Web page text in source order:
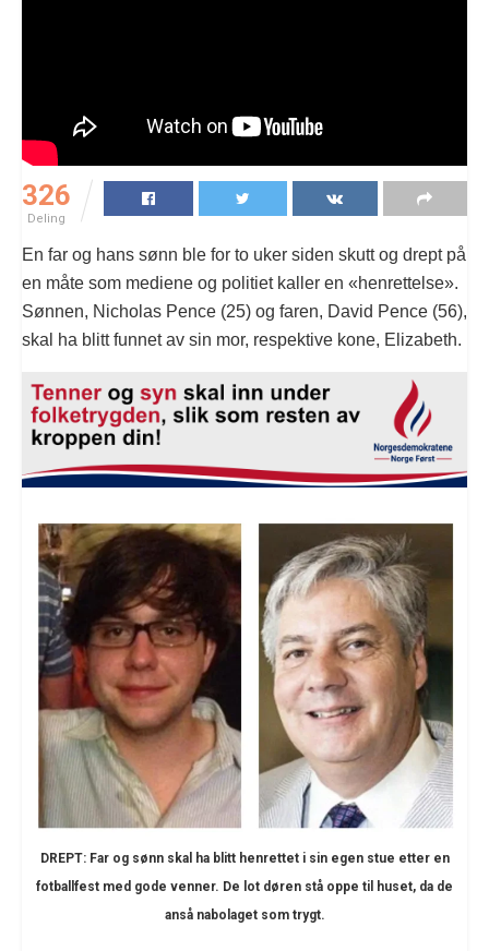
326
Deling
En far og hans sønn ble for to uker siden skutt og drept på
en måte som mediene og politiet kaller en «henrettelse».
Sønnen, Nicholas Pence (25) og faren, David Pence (56),
skal ha blitt funnet av sin mor, respektive kone, Elizabeth.
DREPT: Far og sønn skal ha blitt henrettet i sin egen stue etter en
fotballfest med gode venner. De lot døren stå oppe til huset, da de
anså nabolaget som trygt.